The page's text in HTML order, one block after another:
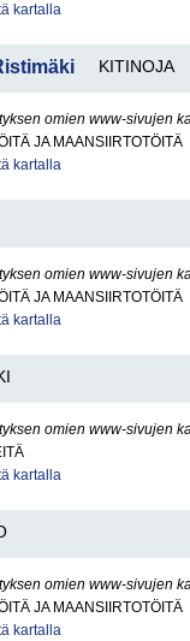
kartalla
KITINOJA
omien www-sivujen
JA MAANSIIRTOTÖITÄ
kartalla
omien www-sivujen
JA MAANSIIRTOTÖITÄ
kartalla
omien www-sivujen
kartalla
omien www-sivujen
JA MAANSIIRTOTÖITÄ
kartalla